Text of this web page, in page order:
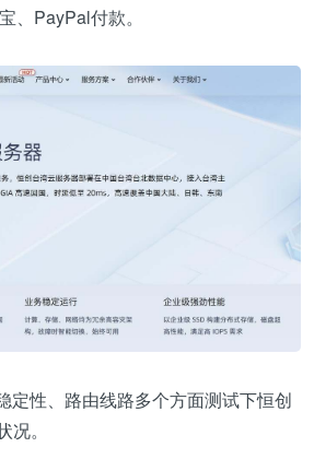
、PayPal付款。
定性、路由线路多个方面测试下恒创
。